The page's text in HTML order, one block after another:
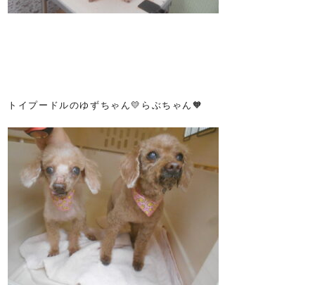
トイプードルのゆずちゃん💛らぶちゃん🧡